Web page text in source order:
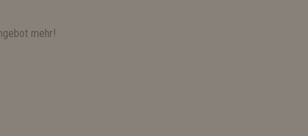
mehr!